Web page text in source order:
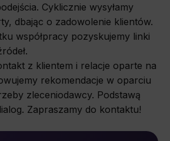
Cyklicznie wysyłamy
dbając o zadowolenie klientów.
współpracy pozyskujemy linki
z klientem i relacje oparte na
rekomendacje w oparciu
zleceniodawcy. Podstawą
Zapraszamy do kontaktu!